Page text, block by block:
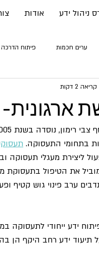
ניהול ידע אודות
ערים חכמות פיתוח הדרכה
2 דקות
בתחומי התעסוקה.
ליצירת מעגלי תעסוקה
את הטיפול בתעסוקת
ערב פינוי גוש קטיף
ידע ייחודי
תיעוד ידע רחב היקף הן